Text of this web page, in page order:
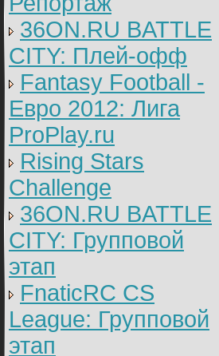
36ON.RU BATTLE
CITY: Плей-офф
Fantasy Football -
Евро 2012: Лига
ProPlay.ru
Rising Stars
Challenge
36ON.RU BATTLE
CITY: Групповой
этап
FnaticRC CS
League: Групповой
этап